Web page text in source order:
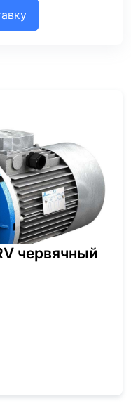
червячный